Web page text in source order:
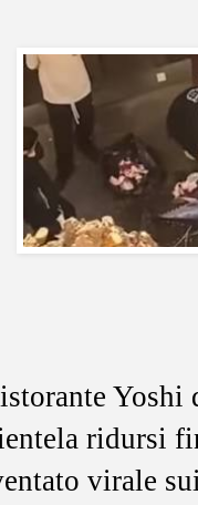
Yoshi
ridursi
virale